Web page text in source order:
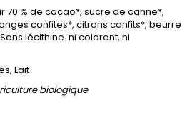
70 % de cacao*, sucre de canne*,
confites*, citrons confits*, beurre
lécithine. ni colorant, ni
Lait
biologique